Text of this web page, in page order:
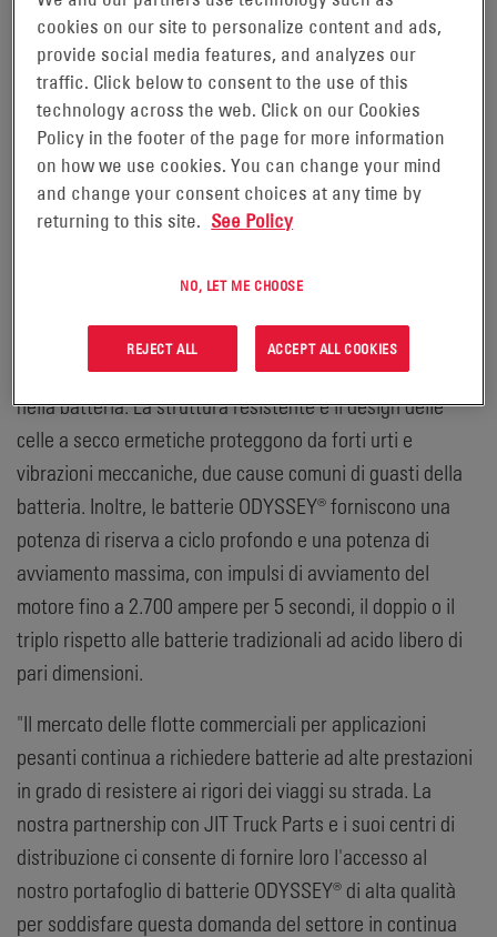
applicazioni industriali e produttore delle batterie
ODYSSEY®, ha recentemente ottenuto lo Status di
fornitore approvato per JIT Truck Parts. Fondato nel 2010
e con sede centrale a Highland Park, Illinois, JIT Truck
Parts è un distributore di componenti aftermarket per
applicazioni pesanti. Con centri di distribuzione in tutti gli
Stati Uniti, le sedi principali sono a Louisville, Kentucky,
utilizzate nella costruzione delle batterie ODYSSEY® sono
state rese più sottili, consentendone così l'inserimento
nella batteria. La struttura resistente e il design delle
celle a secco ermetiche proteggono da forti urti e
vibrazioni meccaniche, due cause comuni di guasti della
batteria. Inoltre, le batterie ODYSSEY® forniscono una
potenza di riserva a ciclo profondo e una potenza di
avviamento massima, con impulsi di avviamento del
motore fino a 2.700 ampere per 5 secondi, il doppio o il
triplo rispetto alle batterie tradizionali ad acido libero di
pari dimensioni.
"Il mercato delle flotte commerciali per applicazioni
pesanti continua a richiedere batterie ad alte prestazioni
in grado di resistere ai rigori dei viaggi su strada. La
nostra partnership con JIT Truck Parts e i suoi centri di
distribuzione ci consente di fornire loro l'accesso al
nostro portafoglio di batterie ODYSSEY® di alta qualità
per soddisfare questa domanda del settore in continua
cookies on our site to personalize content and ads,
provide social media features, and analyzes our
traffic. Click below to consent to the use of this
technology across the web. Click on our Cookies
Policy in the footer of the page for more information
on how we use cookies. You can change your mind
and change your consent choices at any time by
returning to this site. See Policy
NO, LET ME CHOOSE
REJECT ALL ACCEPT ALL COOKIES